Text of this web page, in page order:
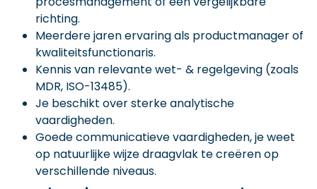
richting.
Meerdere jaren ervaring als productmanager of
kwaliteitsfunctionaris.
Kennis van relevante wet- & regelgeving (zoals
MDR, ISO-13485).
Je beschikt over sterke analytische
vaardigheden.
Goede communicatieve vaardigheden, je weet
op natuurlijke wijze draagvlak te creëren op
verschillende niveaus.